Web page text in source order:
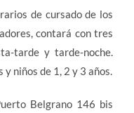
de cursado de los
contará con tres
tarde y tarde-noche.
niños de 1, 2 y 3 años.
Belgrano 146 bis